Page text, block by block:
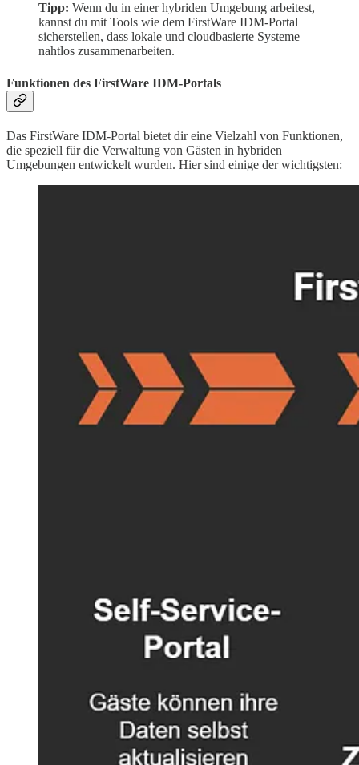
Tipp: Wenn du in einer hybriden Umgebung arbeitest,
kannst du mit Tools wie dem FirstWare IDM-Portal
sicherstellen, dass lokale und cloudbasierte Systeme
nahtlos zusammenarbeiten.
Funktionen des FirstWare IDM-Portals
Das FirstWare IDM-Portal bietet dir eine Vielzahl von Funktionen,
die speziell für die Verwaltung von Gästen in hybriden
Umgebungen entwickelt wurden. Hier sind einige der wichtigsten: